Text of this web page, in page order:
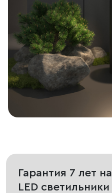
Гарантия 7 лет на
LED светильники